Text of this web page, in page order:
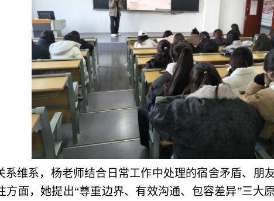
维系， 杨老师结合日常工作中处理的宿舍矛盾、朋
方面，她提出“尊重边界、有效沟通、包容差异”三大